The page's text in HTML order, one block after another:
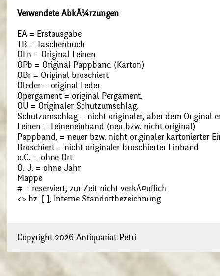
Verwendete AbkÃ¼rzungen
EA = Erstausgabe
TB = Taschenbuch
OLn = Original Leinen
OPb = Original Pappband (Karton)
OBr = Original broschiert
Oleder = original Leder
Opergament = original Pergament.
OU = Originaler Schutzumschlag.
Schutzumschlag = nicht originaler, aber dem Original
Leinen = Leineneinband (neu bzw. nicht original)
Pappband, = neuer bzw. nicht originaler kartonierter
Broschiert = nicht originaler broschierter Einband
o.O. = ohne Ort
O. J. = ohne Jahr
Mappe
# = reserviert, zur Zeit nicht verkÃ¤uflich
<> bz. [ ], Interne Standortbezeichnung
Copyright 2026 Antiquariat Petri